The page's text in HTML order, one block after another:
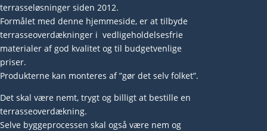
terrasseløsninger siden 2012.
Formålet med denne hjemmeside, er at tilbyde
terrasseoverdækninger i vedligeholdelsesfrie
materialer af god kvalitet og til budgetvenlige
priser.
Produkterne kan monteres af ”gør det selv folket”.
Det skal være nemt, trygt og billigt at bestille en
terrasseoverdækning.
Selve byggeprocessen skal også være nem og